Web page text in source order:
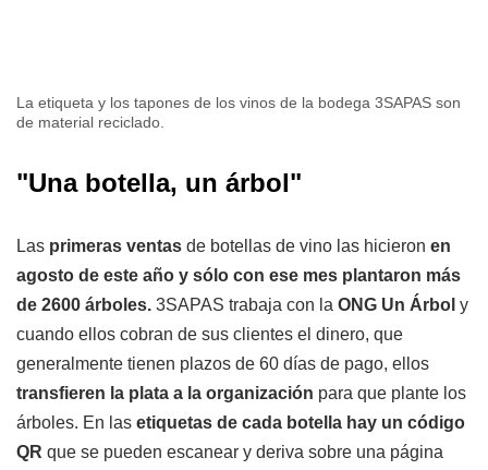
La etiqueta y los tapones de los vinos de la bodega 3SAPAS son
de material reciclado.
"Una botella, un árbol"
Las primeras ventas de botellas de vino las hicieron en
agosto de este año y sólo con ese mes plantaron más
de 2600 árboles. 3SAPAS trabaja con la ONG Un Árbol y
cuando ellos cobran de sus clientes el dinero, que
generalmente tienen plazos de 60 días de pago, ellos
transfieren la plata a la organización para que plante los
árboles. En las etiquetas de cada botella hay un código
QR que se pueden escanear y deriva sobre una página